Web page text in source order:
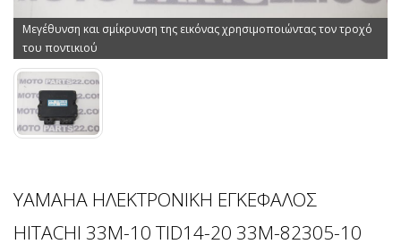
Μεγέθυνση και σμίκρυνση της εικόνας χρησιμοποιώντας τον τροχό
του ποντικιού
YAMAHA ΗΛΕΚΤΡΟΝΙΚΗ ΕΓΚΕΦΑΛΟΣ
HITACHI 33M-10 TID14-20 33M-82305-10